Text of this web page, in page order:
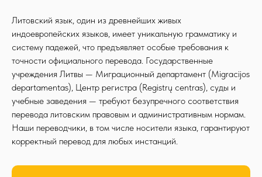
Литовский язык, один из древнейших живых
индоевропейских языков, имеет уникальную грамматику и
систему падежей, что предъявляет особые требования к
точности официального перевода. Государственные
учреждения Литвы — Миграционный департамент (Migracijos
departamentas), Центр регистра (Registrų centras), суды и
учебные заведения — требуют безупречного соответствия
перевода литовским правовым и административным нормам.
Наши переводчики, в том числе носители языка, гарантируют
корректный перевод для любых инстанций.